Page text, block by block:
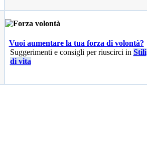
Vuoi aumentare la tua forza di volontà?
Suggerimenti e consigli per riuscirci in Stili
di vita